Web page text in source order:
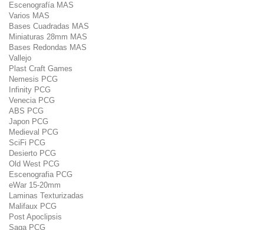
Escenografía MAS
Varios MAS
Bases Cuadradas MAS
Miniaturas 28mm MAS
Bases Redondas MAS
Vallejo
Plast Craft Games
Nemesis PCG
Infinity PCG
Venecia PCG
ABS PCG
Japon PCG
Medieval PCG
SciFi PCG
Desierto PCG
Old West PCG
Escenografia PCG
eWar 15-20mm
Laminas Texturizadas
Malifaux PCG
Post Apoclipsis
Saga PCG